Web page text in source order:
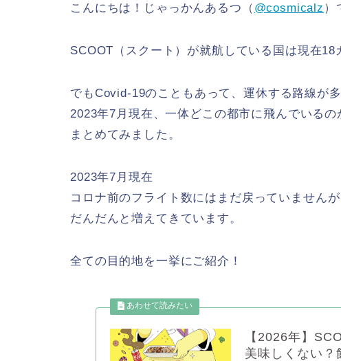
こんにちは！じゃっかんあるつ（ @cosmicalz ）
SCOOT（スクート）が就航している国は現在18
でもCovid-19のこともあって、運休する路線が多
2023年7月現在、一体どこの都市に飛んでいる
まとめてみました。
2023年7月現在
コロナ前のフライト数にはまだ戻っていませんが
だんだんと増えてきています。
全ての目的地を一挙にご紹介！
【2026年】
美味しくない